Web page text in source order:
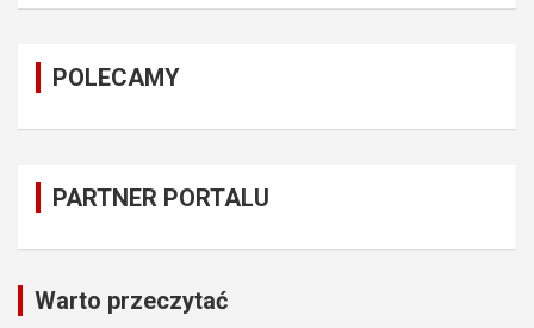
POLECAMY
PARTNER PORTALU
Warto przeczytać